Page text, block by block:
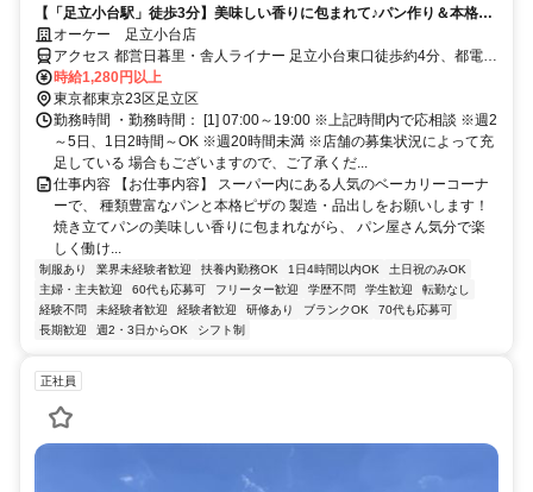
【「足立小台駅」徒歩3分】美味しい香りに包まれて♪パン作り＆本格ピ
ザ作りの仕事！レシピも完備◎
オーケー 足立小台店
アクセス 都営日暮里・舎人ライナー 足立小台東口徒歩約4分、都電荒
川線 小台徒歩約12分、都電荒川線 熊野前出入口1徒歩約14分 日暮
里・舎人ﾗｲﾅｰ「足立小台駅」より徒歩3分＊自転車通勤OK
時給1,280円以上
東京都東京23区足立区
勤務時間 ・勤務時間： [1] 07:00～19:00 ※上記時間内で応相談 ※週2
～5日、1日2時間～OK ※週20時間未満 ※店舗の募集状況によって充
足している 場合もございますので、ご了承くだ...
仕事内容 【お仕事内容】 スーパー内にある人気のベーカリーコーナ
ーで、 種類豊富なパンと本格ピザの 製造・品出しをお願いします！
焼き立てパンの美味しい香りに包まれながら、 パン屋さん気分で楽
しく働け...
制服あり 業界未経験者歓迎 扶養内勤務OK 1日4時間以内OK
土日祝のみOK
主婦・主夫歓迎
60代も応募可 フリーター歓迎 学歴不問 学生歓迎
転勤なし
経験不問
未経験者歓迎 経験者歓迎 研修あり ブランクOK
70代も応募可
長期歓迎
週2・3日からOK シフト制
正社員